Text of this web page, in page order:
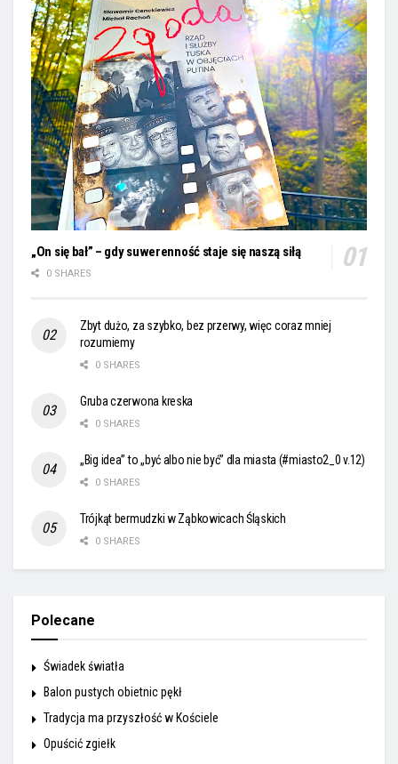
„On się bał” – gdy suwerenność staje się naszą siłą
0 SHARES
Zbyt dużo, za szybko, bez przerwy, więc coraz mniej
rozumiemy
0 SHARES
Gruba czerwona kreska
0 SHARES
„Big idea” to „być albo nie być” dla miasta (#miasto2_0 v.12)
0 SHARES
Trójkąt bermudzki w Ząbkowicach Śląskich
0 SHARES
Polecane
Świadek światła
Balon pustych obietnic pękł
Tradycja ma przyszłość w Kościele
Opuścić zgiełk